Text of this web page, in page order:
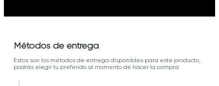
Métodos de entrega
Estos son los métodos de entrega disponibles para este producto,
podrás elegir tu preferido al momento de hacer la compra: